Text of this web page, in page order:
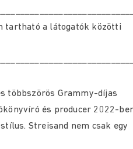
tartható a látogatók közötti
többszörös Grammy-díjas
és producer 2022-
Streisand nem csak egy